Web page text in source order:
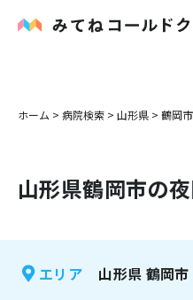
内科
花粉症
感染症
ホーム > 病院検索 > 山形県 > 鶴岡市
山形県鶴岡市の
エリア 山形県 鶴岡市